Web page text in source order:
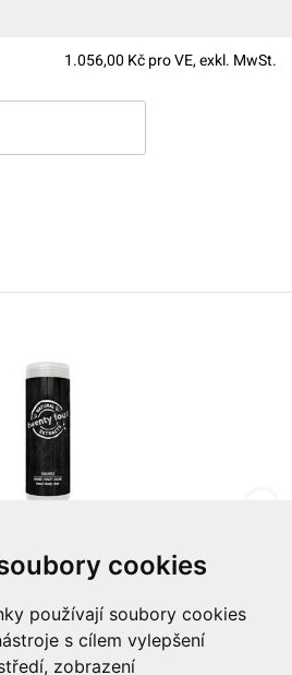
cookies
používají soubory cookies
s cílem vylepšení
zobrazení
1.056,00 Kč pro VE, exkl. MwSt.
Twenty Four